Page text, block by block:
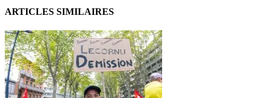
ARTICLES SIMILAIRES